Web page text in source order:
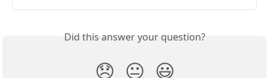
Did this answer your question?
😞 😐 😃